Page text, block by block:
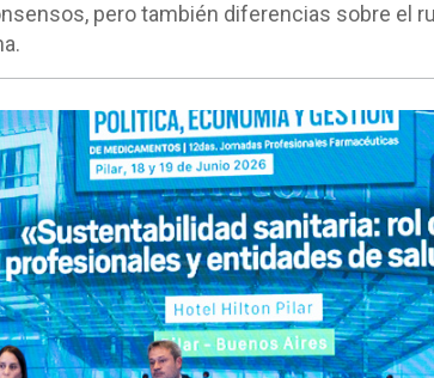
pero también diferencias sobre el